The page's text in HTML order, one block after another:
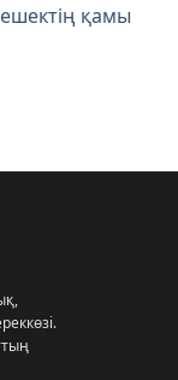
қамы